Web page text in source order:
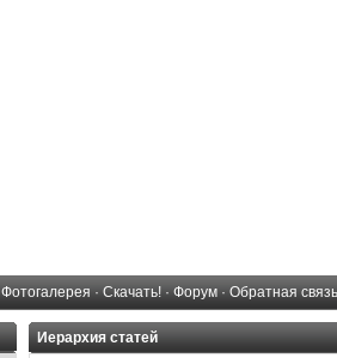
Фотогалерея · Скачать! · Форум · Обратная связь
Иерархия статей